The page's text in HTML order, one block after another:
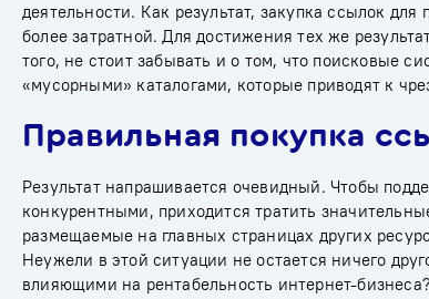
деятельности. Как результат, закупка ссылок для
более затратной. Для достижения тех же
того, не стоит забывать и о том, что поисковые
«мусорными» каталогами, которые приводят к
Правильная покупка
Результат напрашивается очевидный. Чтобы
конкурентными, приходится тратить
размещаемые на главных страницах других
Неужели в этой ситуации не остается ничего
влияющими на рентабельность интернет-бизнеса?